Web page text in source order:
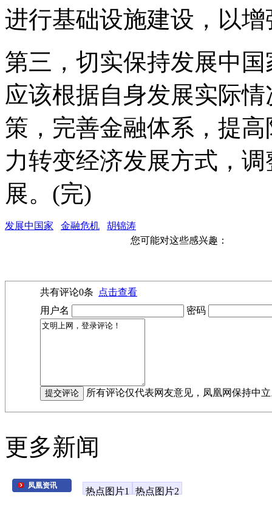
进行基础设施建设，以
第三，切实保持发展中
应该根据自身发展实际
策，完善金融体系，提
力转变经济发展方式，
展。(完)
发展中国家 金融危机
胡锦涛
您可能对这些感兴趣：
共有评论0条
点击查看
用户名
密码
所有评论仅代表网友意见，凤凰网保持中
更多新闻
凤凰资讯
热点图片1 热点图片2